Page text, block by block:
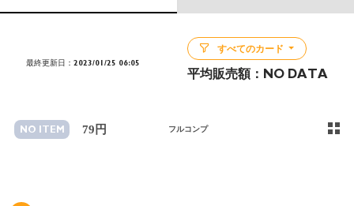
最終更新日：2023/01/25 06:05
すべてのカード
平均販売額： NO DATA
NO ITEM 79円 フルコンプ